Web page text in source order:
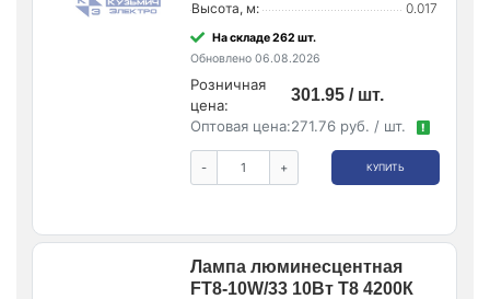
Высота, м:
0.017
На складе 262 шт.
Обновлено 06.08.2026
Розничная
цена:
301.95 / шт.
Оптовая цена:271.76 руб. / шт. !
- + КУПИТЬ
Лампа люминесцентная
FT8-10W/33 10Вт T8 4200К